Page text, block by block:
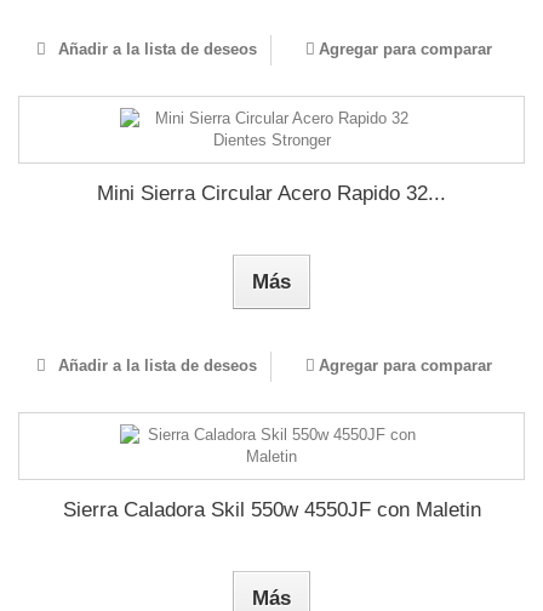
Añadir a la lista de deseos Agregar para comparar
Mini Sierra Circular Acero Rapido 32...
Más
Añadir a la lista de deseos Agregar para comparar
Sierra Caladora Skil 550w 4550JF con Maletin
Más